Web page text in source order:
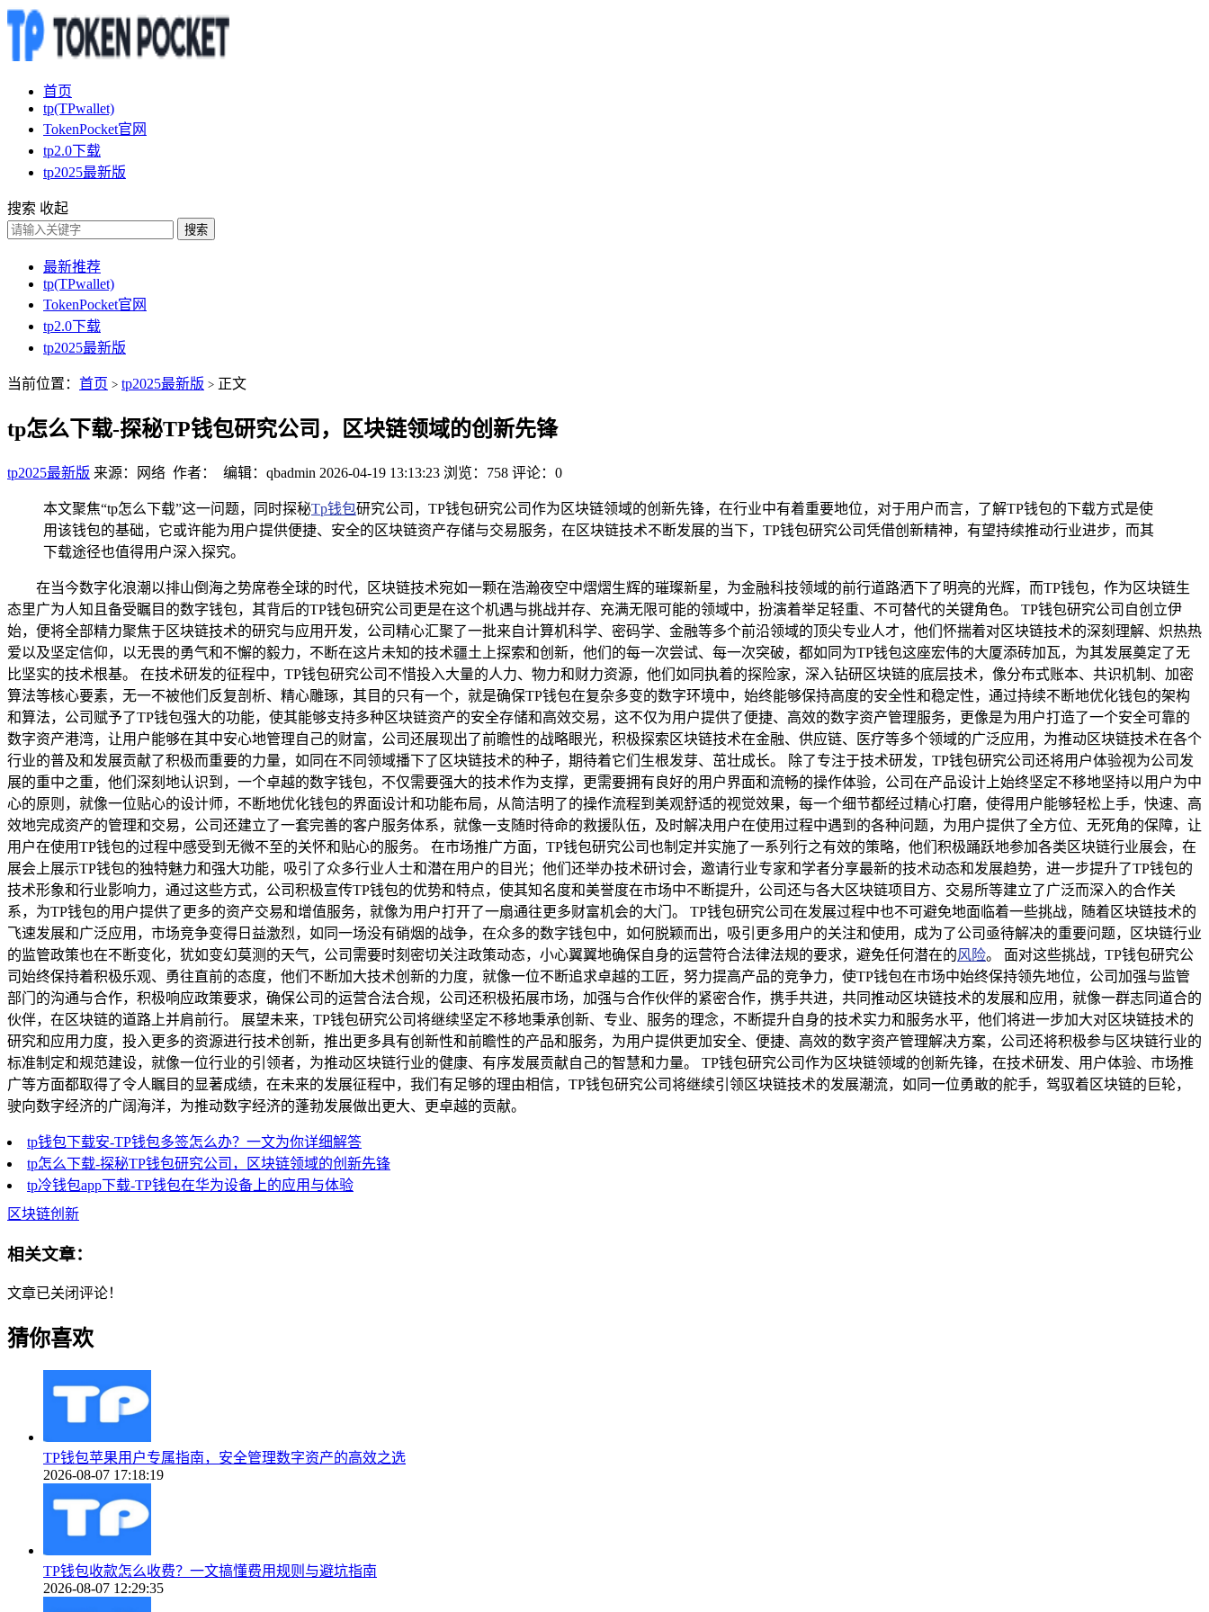
首页
tp(TPwallet)
TokenPocket官网
tp2.0下载
tp2025最新版
搜索 收起
搜索
最新推荐
tp(TPwallet)
TokenPocket官网
tp2.0下载
tp2025最新版
当前位置： 首页 > tp2025最新版 > 正文
tp怎么下载-探秘TP钱包研究公司，区块链领域的创新先锋
tp2025最新版 来源：网络 作者： 编辑：qbadmin 2026-04-19 13:13:23 浏览：758 评论：0
本文聚焦“tp怎么下载”这一问题，同时探秘Tp钱包研究公司，TP钱包研究公司作为区块链领域的创新先锋，在行业中有着重要地位，对于用户而言，了解TP钱包的下载方式是使
用该钱包的基础，它或许能为用户提供便捷、安全的区块链资产存储与交易服务，在区块链技术不断发展的当下，TP钱包研究公司凭借创新精神，有望持续推动行业进步，而其
下载途径也值得用户深入探究。
在当今数字化浪潮以排山倒海之势席卷全球的时代，区块链技术宛如一颗在浩瀚夜空中熠熠生辉的璀璨新星，为金融科技领域的前行道路洒下了明亮的光辉，而TP钱包，作为区块链生
态里广为人知且备受瞩目的数字钱包，其背后的TP钱包研究公司更是在这个机遇与挑战并存、充满无限可能的领域中，扮演着举足轻重、不可替代的关键角色。 TP钱包研究公司自创立伊
始，便将全部精力聚焦于区块链技术的研究与应用开发，公司精心汇聚了一批来自计算机科学、密码学、金融等多个前沿领域的顶尖专业人才，他们怀揣着对区块链技术的深刻理解、炽热热
爱以及坚定信仰，以无畏的勇气和不懈的毅力，不断在这片未知的技术疆土上探索和创新，他们的每一次尝试、每一次突破，都如同为TP钱包这座宏伟的大厦添砖加瓦，为其发展奠定了无
比坚实的技术根基。 在技术研发的征程中，TP钱包研究公司不惜投入大量的人力、物力和财力资源，他们如同执着的探险家，深入钻研区块链的底层技术，像分布式账本、共识机制、加密
算法等核心要素，无一不被他们反复剖析、精心雕琢，其目的只有一个，就是确保TP钱包在复杂多变的数字环境中，始终能够保持高度的安全性和稳定性，通过持续不断地优化钱包的架构
和算法，公司赋予了TP钱包强大的功能，使其能够支持多种区块链资产的安全存储和高效交易，这不仅为用户提供了便捷、高效的数字资产管理服务，更像是为用户打造了一个安全可靠的
数字资产港湾，让用户能够在其中安心地管理自己的财富，公司还展现出了前瞻性的战略眼光，积极探索区块链技术在金融、供应链、医疗等多个领域的广泛应用，为推动区块链技术在各个
行业的普及和发展贡献了积极而重要的力量，如同在不同领域播下了区块链技术的种子，期待着它们生根发芽、茁壮成长。 除了专注于技术研发，TP钱包研究公司还将用户体验视为公司发
展的重中之重，他们深刻地认识到，一个卓越的数字钱包，不仅需要强大的技术作为支撑，更需要拥有良好的用户界面和流畅的操作体验，公司在产品设计上始终坚定不移地坚持以用户为中
心的原则，就像一位贴心的设计师，不断地优化钱包的界面设计和功能布局，从简洁明了的操作流程到美观舒适的视觉效果，每一个细节都经过精心打磨，使得用户能够轻松上手，快速、高
效地完成资产的管理和交易，公司还建立了一套完善的客户服务体系，就像一支随时待命的救援队伍，及时解决用户在使用过程中遇到的各种问题，为用户提供了全方位、无死角的保障，让
用户在使用TP钱包的过程中感受到无微不至的关怀和贴心的服务。 在市场推广方面，TP钱包研究公司也制定并实施了一系列行之有效的策略，他们积极踊跃地参加各类区块链行业展会，在
展会上展示TP钱包的独特魅力和强大功能，吸引了众多行业人士和潜在用户的目光；他们还举办技术研讨会，邀请行业专家和学者分享最新的技术动态和发展趋势，进一步提升了TP钱包的
技术形象和行业影响力，通过这些方式，公司积极宣传TP钱包的优势和特点，使其知名度和美誉度在市场中不断提升，公司还与各大区块链项目方、交易所等建立了广泛而深入的合作关
系，为TP钱包的用户提供了更多的资产交易和增值服务，就像为用户打开了一扇通往更多财富机会的大门。 TP钱包研究公司在发展过程中也不可避免地面临着一些挑战，随着区块链技术的
飞速发展和广泛应用，市场竞争变得日益激烈，如同一场没有硝烟的战争，在众多的数字钱包中，如何脱颖而出，吸引更多用户的关注和使用，成为了公司亟待解决的重要问题，区块链行业
的监管政策也在不断变化，犹如变幻莫测的天气，公司需要时刻密切关注政策动态，小心翼翼地确保自身的运营符合法律法规的要求，避免任何潜在的风险。 面对这些挑战，TP钱包研究公
司始终保持着积极乐观、勇往直前的态度，他们不断加大技术创新的力度，就像一位不断追求卓越的工匠，努力提高产品的竞争力，使TP钱包在市场中始终保持领先地位，公司加强与监管
部门的沟通与合作，积极响应政策要求，确保公司的运营合法合规，公司还积极拓展市场，加强与合作伙伴的紧密合作，携手共进，共同推动区块链技术的发展和应用，就像一群志同道合的
伙伴，在区块链的道路上并肩前行。 展望未来，TP钱包研究公司将继续坚定不移地秉承创新、专业、服务的理念，不断提升自身的技术实力和服务水平，他们将进一步加大对区块链技术的
研究和应用力度，投入更多的资源进行技术创新，推出更多具有创新性和前瞻性的产品和服务，为用户提供更加安全、便捷、高效的数字资产管理解决方案，公司还将积极参与区块链行业的
标准制定和规范建设，就像一位行业的引领者，为推动区块链行业的健康、有序发展贡献自己的智慧和力量。 TP钱包研究公司作为区块链领域的创新先锋，在技术研发、用户体验、市场推
广等方面都取得了令人瞩目的显著成绩，在未来的发展征程中，我们有足够的理由相信，TP钱包研究公司将继续引领区块链技术的发展潮流，如同一位勇敢的舵手，驾驭着区块链的巨轮，
驶向数字经济的广阔海洋，为推动数字经济的蓬勃发展做出更大、更卓越的贡献。
tp钱包下载安-TP钱包多签怎么办？一文为你详细解答
tp怎么下载-探秘TP钱包研究公司，区块链领域的创新先锋
tp冷钱包app下载-TP钱包在华为设备上的应用与体验
区块链创新
相关文章：
文章已关闭评论！
猜你喜欢
TP钱包苹果用户专属指南，安全管理数字资产的高效之选
2026-08-07 17:18:19
TP钱包收款怎么收费？一文搞懂费用规则与避坑指南
2026-08-07 12:29:35